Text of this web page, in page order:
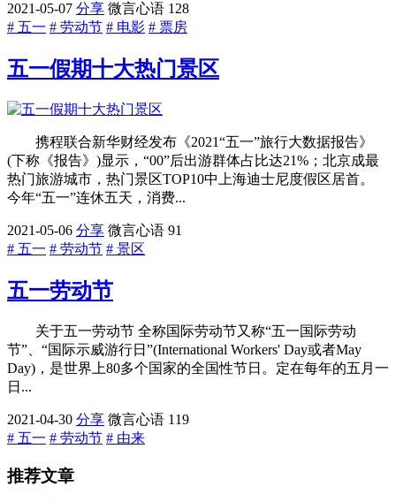
2021-05-07 分享 微言心语 128
# 五一 # 劳动节 # 电影 # 票房
五一假期十大热门景区
携程联合新华财经发布《2021“五一”旅行大数据报告》
(下称《报告》)显示，“00”后出游群体占比达21%；北京成最
热门旅游城市，热门景区TOP10中上海迪士尼度假区居首。
今年“五一”连休五天，消费...
2021-05-06 分享 微言心语 91
# 五一 # 劳动节 # 景区
五一劳动节
关于五一劳动节 全称国际劳动节又称“五一国际劳动
节”、“国际示威游行日”(International Workers' Day或者May
Day)，是世界上80多个国家的全国性节日。定在每年的五月一
日...
2021-04-30 分享 微言心语 119
# 五一 # 劳动节 # 由来
推荐文章